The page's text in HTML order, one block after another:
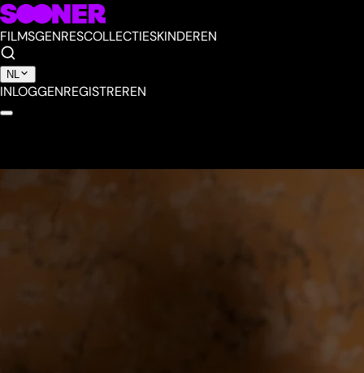
FILMSGENRESCOLLECTIESKINDEREN
NL
INLOGGENREGISTREREN